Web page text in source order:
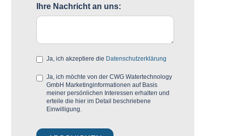
Ihre Nachricht an uns:
Ja, ich akzeptiere die Datenschutzerklärung
Ja, ich möchte von der CWG Watertechnology
GmbH Marketinginformationen auf Basis
meiner persönlichen Interessen erhalten und
erteile die hier im Detail beschriebene
Einwilligung.